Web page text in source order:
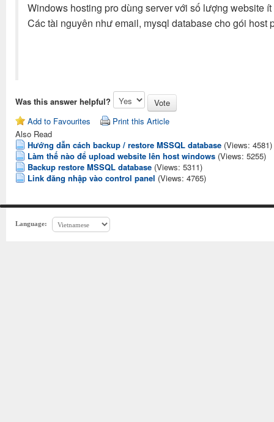
Windows hosting pro dùng server với số lượng website ít
Các tài nguyên như email, mysql database cho gói host
Was this answer helpful?
Add to Favourites
Print this Article
Also Read
Hướng dẫn cách backup / restore MSSQL database (Views: 4581)
Làm thế nào để upload website lên host windows (Views: 5255)
Backup restore MSSQL database (Views: 5311)
Link đăng nhập vào control panel (Views: 4765)
Language: